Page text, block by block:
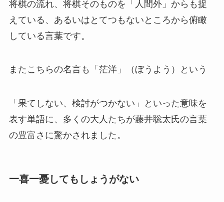
将棋の流れ、将棋そのものを「人間外」からも捉
えている、あるいはとてつもないところから俯瞰
している言葉です。
またこちらの名言も「茫洋」（ぼうよう）という
「果てしない、検討がつかない」といった意味を
表す単語に、多くの大人たちが藤井聡太氏の言葉
の豊富さに驚かされました。
一喜一憂してもしょうがない